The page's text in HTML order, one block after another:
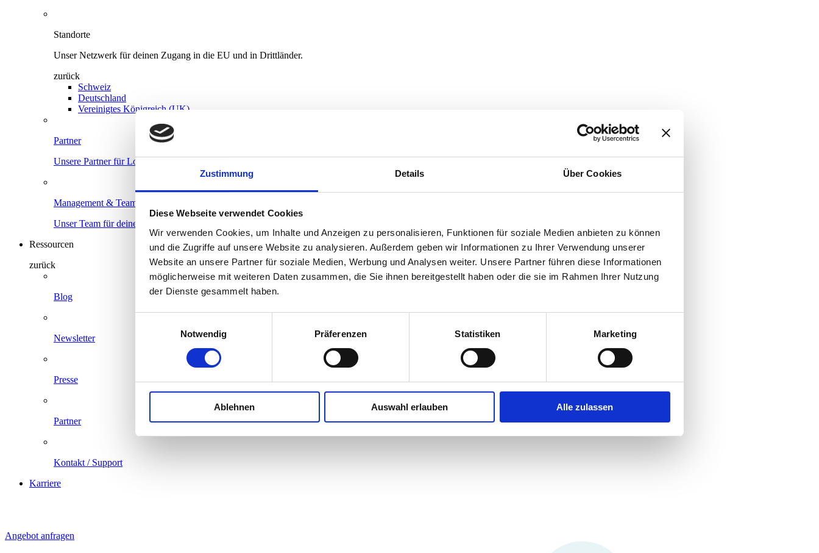
Zustimmung Details Über Cookies
Diese Webseite verwendet Cookies
Wir verwenden Cookies, um Inhalte und Anzeigen zu personalisieren, Funktionen für soziale Medien anbieten zu können
und die Zugriffe auf unsere Website zu analysieren. Außerdem geben wir Informationen zu Ihrer Verwendung unserer
Website an unsere Partner für soziale Medien, Werbung und Analysen weiter. Unsere Partner führen diese Informationen
möglicherweise mit weiteren Daten zusammen, die Sie ihnen bereitgestellt haben oder die sie im Rahmen Ihrer Nutzung
der Dienste gesammelt haben.
Notwendig
Präferenzen Statistiken Marketing
Ablehnen Auswahl erlauben Alle zulassen
Standorte
Unser Netzwerk für deinen Zugang in die EU und in Drittländer.
zurück
Schweiz
Deutschland
Vereinigtes Königreich (UK)
Partner
Unsere Partner für Logistik, Versand, Marktplätze und Integrationen.
Management & Team
Unser Team für deinen Erfolg.
Ressourcen
zurück
Blog
Newsletter
Presse
Partner
Kontakt / Support
Karriere
Angebot anfragen